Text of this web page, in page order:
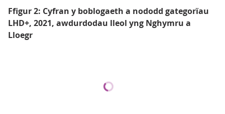
Ffigur 2: Cyfran y boblogaeth a nododd gategorïau
LHD+, 2021, awdurdodau lleol yng Nghymru a
Lloegr